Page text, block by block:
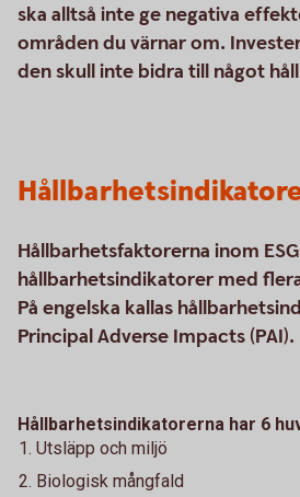
ska alltså inte ge negativa
områden du värnar om.
den skull inte bidra till något
Hållbarhetsfaktorerna inom
hållbarhetsindikatorer med
På engelska kallas
Principal Adverse Impacts (PAI).
Hållbarhetsindikatorerna har 6
Utsläpp och miljö
Biologisk mångfald